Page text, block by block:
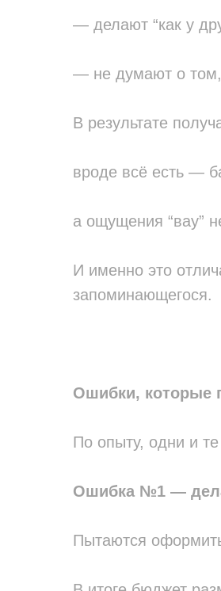
— делают “как у
— не думают о том,
В результате
вроде всё есть —
а ощущения “вау”
И именно это
запоминающегося.
Ошибки, которые
По опыту, одни и
Ошибка №1 —
Пытаются